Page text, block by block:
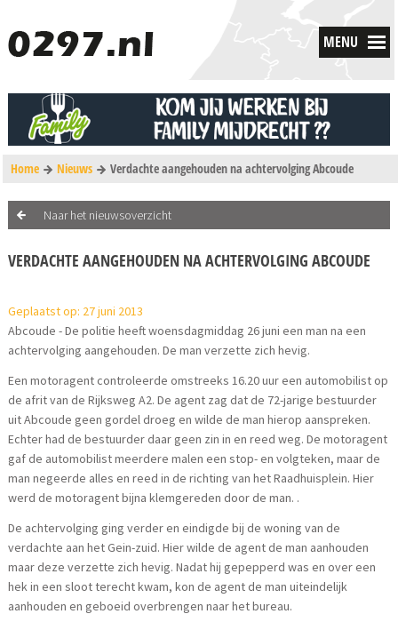
MENU
Home Nieuws Verdachte aangehouden na achtervolging Abcoude
Naar het nieuwsoverzicht
VERDACHTE AANGEHOUDEN NA ACHTERVOLGING ABCOUDE
Geplaatst op: 27 juni 2013
Abcoude - De politie heeft woensdagmiddag 26 juni een man na een
achtervolging aangehouden. De man verzette zich hevig.
Een motoragent controleerde omstreeks 16.20 uur een automobilist op
de afrit van de Rijksweg A2. De agent zag dat de 72-jarige bestuurder
uit Abcoude geen gordel droeg en wilde de man hierop aanspreken.
Echter had de bestuurder daar geen zin in en reed weg. De motoragent
gaf de automobilist meerdere malen een stop- en volgteken, maar de
man negeerde alles en reed in de richting van het Raadhuisplein. Hier
werd de motoragent bijna klemgereden door de man. .
De achtervolging ging verder en eindigde bij de woning van de
verdachte aan het Gein-zuid. Hier wilde de agent de man aanhouden
maar deze verzette zich hevig. Nadat hij gepepperd was en over een
hek in een sloot terecht kwam, kon de agent de man uiteindelijk
aanhouden en geboeid overbrengen naar het bureau.